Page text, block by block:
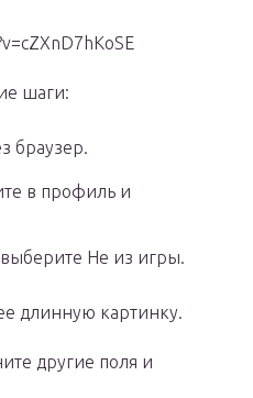
шаги:
браузер.
в профиль и
Не из игры.
длинную картинку.
другие поля и